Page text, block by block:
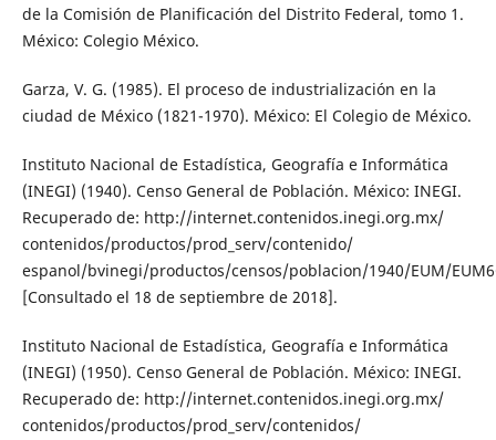
de la Comisión de Planificación del Distrito Federal, tomo 1.
México: Colegio México.
Garza, V. G. (1985). El proceso de industrialización en la
ciudad de México (1821-1970). México: El Colegio de México.
Instituto Nacional de Estadística, Geografía e Informática
(INEGI) (1940). Censo General de Población. México: INEGI.
Recuperado de: http://internet.contenidos.inegi.org.mx/
contenidos/productos/prod_serv/contenido/
espanol/bvinegi/productos/censos/poblacion/1940/EUM/
[Consultado el 18 de septiembre de 2018].
Instituto Nacional de Estadística, Geografía e Informática
(INEGI) (1950). Censo General de Población. México: INEGI.
Recuperado de: http://internet.contenidos.inegi.org.mx/
contenidos/productos/prod_serv/contenidos/